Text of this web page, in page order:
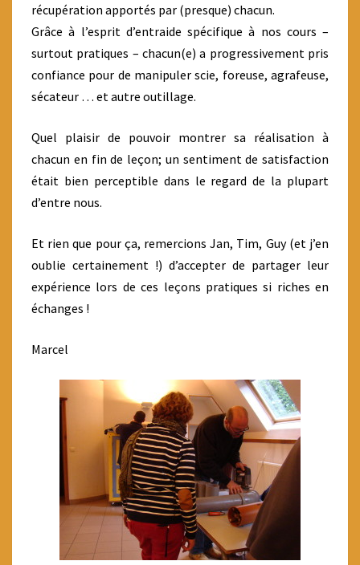
récupération apportés par (presque) chacun.
Grâce à l’esprit d’entraide spécifique à nos cours –
surtout pratiques – chacun(e) a progressivement pris
confiance pour de manipuler scie, foreuse, agrafeuse,
sécateur … et autre outillage.
Quel plaisir de pouvoir montrer sa réalisation à
chacun en fin de leçon; un sentiment de satisfaction
était bien perceptible dans le regard de la plupart
d’entre nous.
Et rien que pour ça, remercions Jan, Tim, Guy (et j’en
oublie certainement !) d’accepter de partager leur
expérience lors de ces leçons pratiques si riches en
échanges !
Marcel